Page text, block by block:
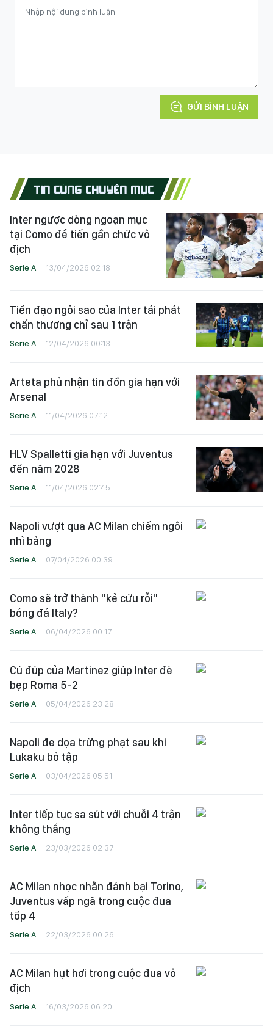
GỬI BÌNH LUẬN
TIN CÙNG CHUYÊN MỤC
Inter ngược dòng ngoạn mục
tại Como để tiến gần chức vô
địch
Serie A 13/04/2026 02:18
Tiền đạo ngôi sao của Inter tái phát
chấn thương chỉ sau 1 trận
Serie A 12/04/2026 00:13
Arteta phủ nhận tin đồn gia hạn với
Arsenal
Serie A 11/04/2026 07:12
HLV Spalletti gia hạn với Juventus
đến năm 2028
Serie A 11/04/2026 02:45
Napoli vượt qua AC Milan chiếm ngôi
nhì bảng
Serie A 07/04/2026 00:39
Como sẽ trở thành "kẻ cứu rỗi"
bóng đá Italy?
Serie A 06/04/2026 00:17
Cú đúp của Martinez giúp Inter đè
bẹp Roma 5-2
Serie A 05/04/2026 23:28
Napoli đe dọa trừng phạt sau khi
Lukaku bỏ tập
Serie A 03/04/2026 05:51
Inter tiếp tục sa sút với chuỗi 4 trận
không thắng
Serie A 23/03/2026 02:37
AC Milan nhọc nhằn đánh bại Torino,
Juventus vấp ngã trong cuộc đua
tốp 4
Serie A 22/03/2026 00:26
AC Milan hụt hơi trong cuộc đua vô
địch
Serie A 16/03/2026 06:20